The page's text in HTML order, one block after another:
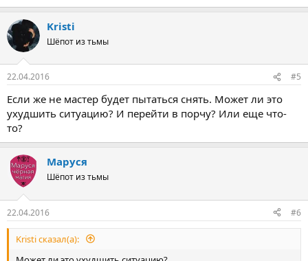
Kristi
Шёпот из тьмы
22.04.2016 #5
Если же не мастер будет пытаться снять. Может ли это
ухудшить ситуацию? И перейти в порчу? Или еще что-
то?
Маруся
Шёпот из тьмы
22.04.2016 #6
Kristi сказал(а):